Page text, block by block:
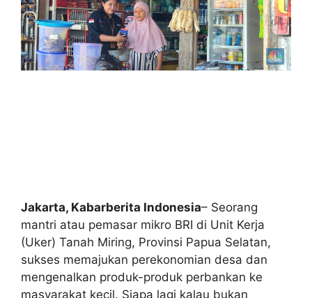
Jakarta, Kabarberita Indonesia– Seorang
mantri atau pemasar mikro BRI di Unit Kerja
(Uker) Tanah Miring, Provinsi Papua Selatan,
sukses memajukan perekonomian desa dan
mengenalkan produk-produk perbankan ke
masyarakat kecil. Siapa lagi kalau bukan